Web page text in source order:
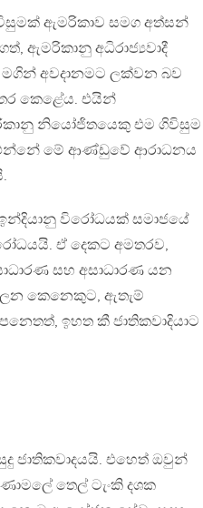
ඇමරිකාව සමග අත්සන්
ඇමරිකානු අධිරාජ්‍යවාදී
අවදානමට ලක්වන බව
කෙළේය. එයින්
නියෝජිතයෙකු එම ගිවිසුම
එන්නේ මේ ආණ්ඩුවේ ආරාධනය
විරෝධයක් සමාජයේ
ඒ දෙකට අමතරව,
සහ අසාධාරණ යන
කෙනෙකුට, ඇතැම්
ඉහත කී ජාතිකවාදියාට
ජාතිකවාදයයි. එහෙත් ඔවුන්
තෙල් ටැංකි දශක